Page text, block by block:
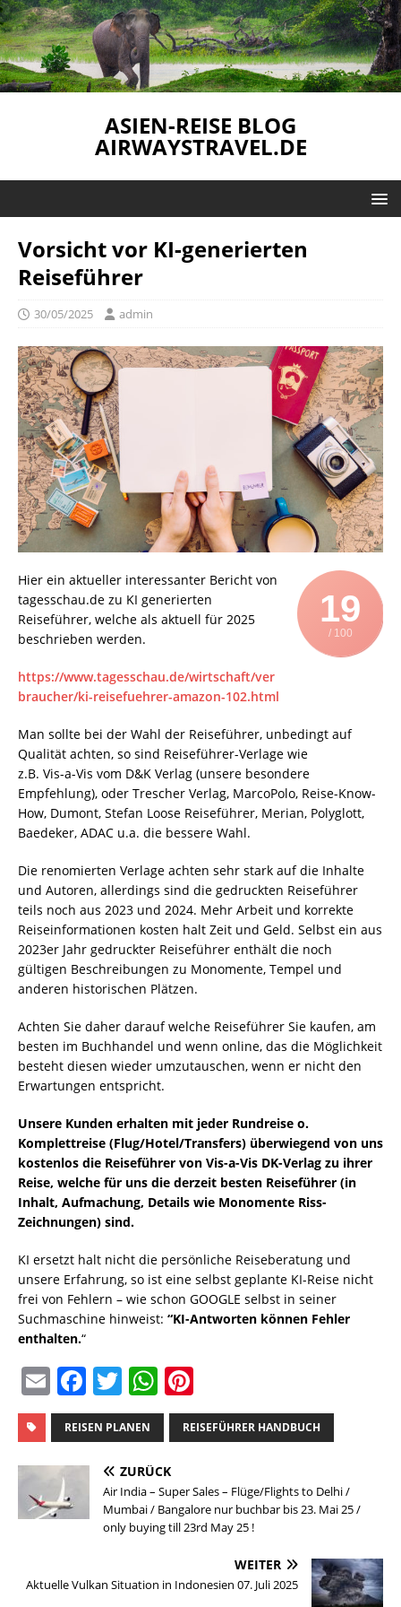
ASIEN-REISE BLOG
AIRWAYSTRAVEL.DE
Vorsicht vor KI-generierten
Reiseführer
30/05/2025 admin
19
/ 100
Hier ein aktueller interessanter Bericht von
tagesschau.de zu KI generierten
Reiseführer, welche als aktuell für 2025
beschrieben werden.
https://www.tagesschau.de/wirtschaft/ver
braucher/ki-reisefuehrer-amazon-102.html
Man sollte bei der Wahl der Reiseführer, unbedingt auf
Qualität achten, so sind Reiseführer-Verlage wie
z.B. Vis-a-Vis vom D&K Verlag (unsere besondere
Empfehlung), oder Trescher Verlag, MarcoPolo, Reise-Know-
How, Dumont, Stefan Loose Reiseführer, Merian, Polyglott,
Baedeker, ADAC u.a. die bessere Wahl.
Die renomierten Verlage achten sehr stark auf die Inhalte
und Autoren, allerdings sind die gedruckten Reiseführer
teils noch aus 2023 und 2024. Mehr Arbeit und korrekte
Reiseinformationen kosten halt Zeit und Geld. Selbst ein aus
2023er Jahr gedruckter Reiseführer enthält die noch
gültigen Beschreibungen zu Monomente, Tempel und
anderen historischen Plätzen.
Achten Sie daher darauf welche Reiseführer Sie kaufen, am
besten im Buchhandel und wenn online, das die Möglichkeit
besteht diesen wieder umzutauschen, wenn er nicht den
Erwartungen entspricht.
Unsere Kunden erhalten mit jeder Rundreise o.
Komplettreise (Flug/Hotel/Transfers) überwiegend von uns
kostenlos die Reiseführer von Vis-a-Vis DK-Verlag zu ihrer
Reise, welche für uns die derzeit besten Reiseführer (in
Inhalt, Aufmachung, Details wie Monomente Riss-
Zeichnungen) sind.
KI ersetzt halt nicht die persönliche Reiseberatung und
unsere Erfahrung, so ist eine selbst geplante KI-Reise nicht
frei von Fehlern – wie schon GOOGLE selbst in seiner
Suchmaschine hinweist: “KI-Antworten können Fehler
enthalten.“
E
m
ai
l
F
a
c
e
b
o
k
T
w
it
te
r
W
h
at
s
A
p
n
te
st
REISEN PLANEN REISEFÜHRER HANDBUCH
ZURÜCK
Air India – Super Sales – Flüge/Flights to Delhi /
Mumbai / Bangalore nur buchbar bis 23. Mai 25 /
only buying till 23rd May 25 !
WEITER
Aktuelle Vulkan Situation in Indonesien 07. Juli 2025